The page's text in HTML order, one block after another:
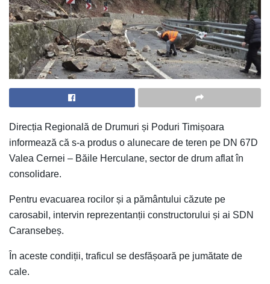
Direcția Regională de Drumuri și Poduri Timișoara
informează că s-a produs o alunecare de teren pe DN 67D
Valea Cernei – Băile Herculane, sector de drum aflat în
consolidare.
Pentru evacuarea rocilor și a pământului căzute pe
carosabil, intervin reprezentanții constructorului și ai SDN
Caransebeș.
În aceste condiții, traficul se desfășoară pe jumătate de
cale.